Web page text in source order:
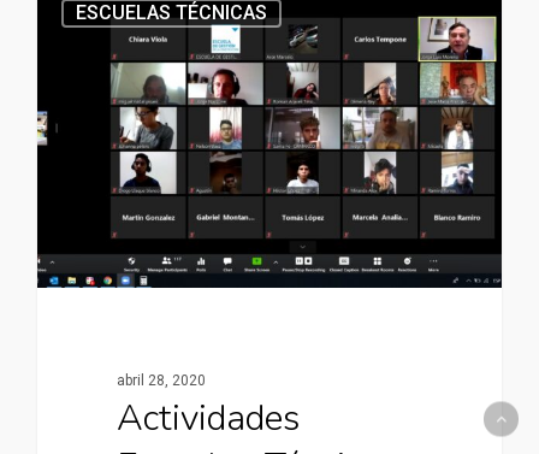
ESCUELAS TÉCNICAS
abril 28, 2020
Actividades